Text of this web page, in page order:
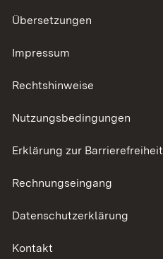
Übersetzungen
Impressum
Rechtshinweise
Nutzungsbedingungen
Erklärung zur Barrierefreiheit
Rechnungseingang
Datenschutzerklärung
Kontakt